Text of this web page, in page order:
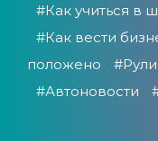
#Как учиться в
#Как вести
положено
#Автоновости